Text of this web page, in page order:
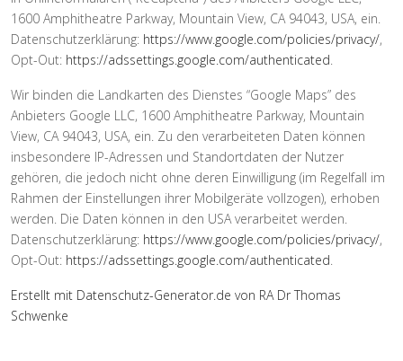
1600 Amphitheatre Parkway, Mountain View, CA 94043, USA, ein.
Datenschutzerklärung: https://www.google.com/policies/privacy/,
Opt-Out: https://adssettings.google.com/authenticated
Wir binden die Landkarten des Dienstes “Google Maps” des
Anbieters Google LLC, 1600 Amphitheatre Parkway, Mountain
View, CA 94043, USA, ein. Zu den verarbeiteten Daten können
insbesondere IP-Adressen und Standortdaten der Nutzer
gehören, die jedoch nicht ohne deren Einwilligung (im Regelfall im
Rahmen der Einstellungen ihrer Mobilgeräte vollzogen), erhoben
werden. Die Daten können in den USA verarbeitet werden.
Datenschutzerklärung: https://www.google.com/policies/privacy/,
Opt-Out: https://adssettings.google.com/authenticated
Erstellt mit Datenschutz-Generator.de von RA Dr Thomas
Schwenke